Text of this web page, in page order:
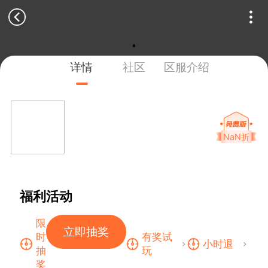
详情 社区 区服介绍
NaN折
福利活动
限
时
抽
奖
立即抽奖
有奖试
玩
小时退